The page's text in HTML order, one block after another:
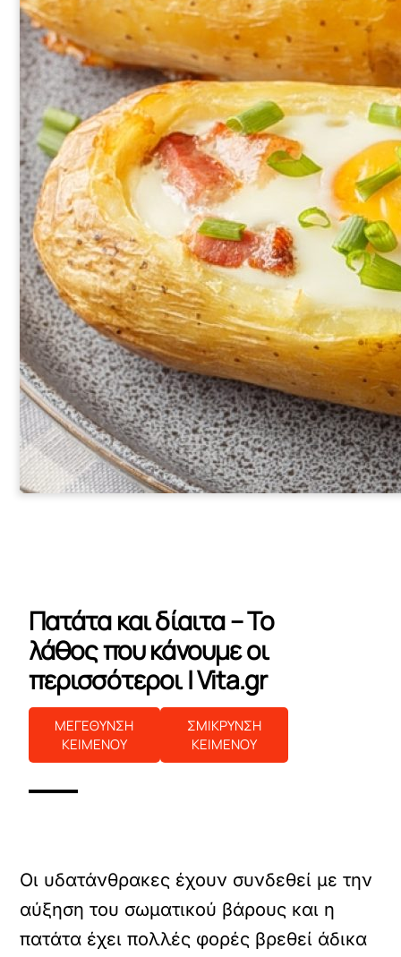
Πατάτα και δίαιτα – Το
λάθος που κάνουμε οι
περισσότεροι | Vita.gr
ΜΕΓΕΘΥΝΣΗ
ΚΕΙΜΕΝΟΥ
ΣΜΙΚΡΥΝΣΗ
ΚΕΙΜΕΝΟΥ
Οι υδατάνθρακες έχουν συνδεθεί με την
αύξηση του σωματικού βάρους και η
πατάτα έχει πολλές φορές βρεθεί άδικα